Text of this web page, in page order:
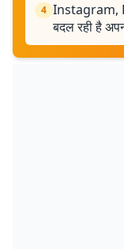
4 Instagram,
बदल रही है